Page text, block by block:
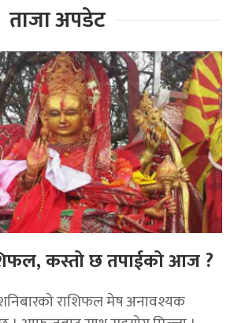
ताजा अपडेट
कस्तो छ तपाईको आज ?
राशिफल मेष अनावश्यक